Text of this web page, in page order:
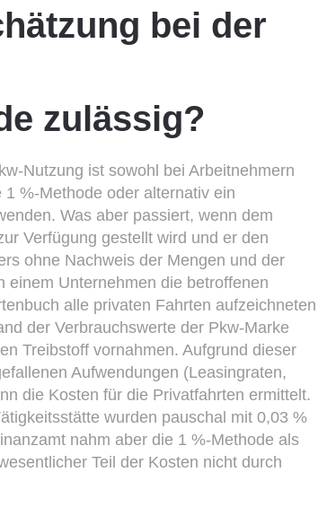
bei der
zulässig?
Nutzung ist sowohl bei Arbeitnehmern
%-Methode oder alternativ ein
Was aber passiert, wenn dem
Verfügung gestellt wird und er den
ohne Nachweis der Mengen und der
einem Unternehmen die betroffenen
alle privaten Fahrten aufzeichneten
der Verbrauchswerte der Pkw-Marke
Treibstoff vornahmen. Aufgrund dieser
Aufwendungen (Leasingraten,
die Kosten für die Privatfahrten ermittelt.
wurden pauschal mit 0,03 %
nahm aber die 1 %-Methode als
Teil der Kosten nicht durch